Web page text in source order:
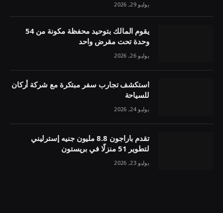
يوليو 29, 2026
يقوم المالك بتوحيد محفظة مكونة من 54
وحدة تحت مقرض واحد
يوليو 26, 2026
استكشف تجارب سفر مبتكرة مع شركة أركان
للسياحة
يوليو 24, 2026
تقدم باراجون 8.8 مليون جنيه إسترليني
لتطوير 51 منزلًا في بريستون
يوليو 23, 2026